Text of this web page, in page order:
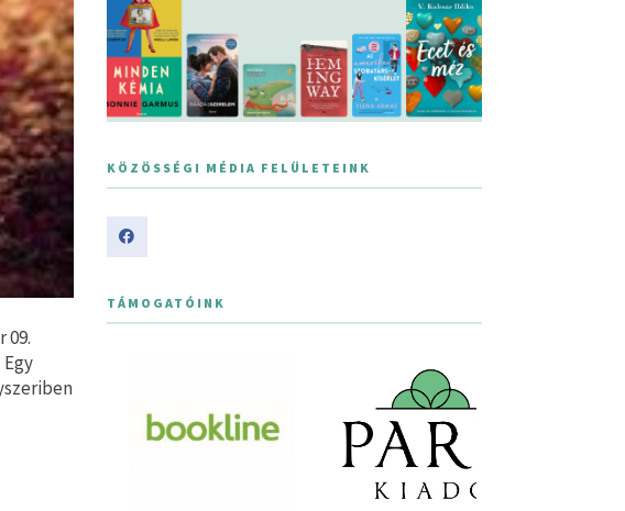
09.
KÖZÖSSÉGI MÉDIA FELÜLETEINK
TÁMOGATÓINK